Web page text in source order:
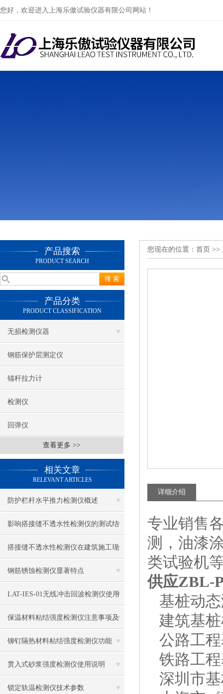
您好，欢迎进入上海乐傲试验仪器有限公司网站！
产品搜索
PRODUCT SEARCH
产品分类
PRODUCT CLASSIFICATION
无损检测仪器
钢筋保护层测定仪
锚杆拉力计
检测仪
回弹仪
查看更多 >>
相关文章
RELEVANT ARTICLES
防护栏杆水平推力检测仪概述
影响搭接缝不透水性检测仪的测试结
果的因素有哪些？
搭接缝不透水性检测仪在建筑施工现
场中的应用
钢筋锈蚀检测仪显著特点
LAT-IES-01无线冲击回波检测仪使用
操作方法
保温材料粘结强度检测仪注意事项及
保养
铆钉隔热材料粘结强度检测仪功能
贯入式砂浆强度检测仪使用说明
锁定轨温检测仪技术参数
您现在的位置： 首页 >>
详细介绍
专业销售
测，油漆
类试验机
供应ZBL-
基桩动态
建筑基桩
公路工程
铁路工程
深圳市基